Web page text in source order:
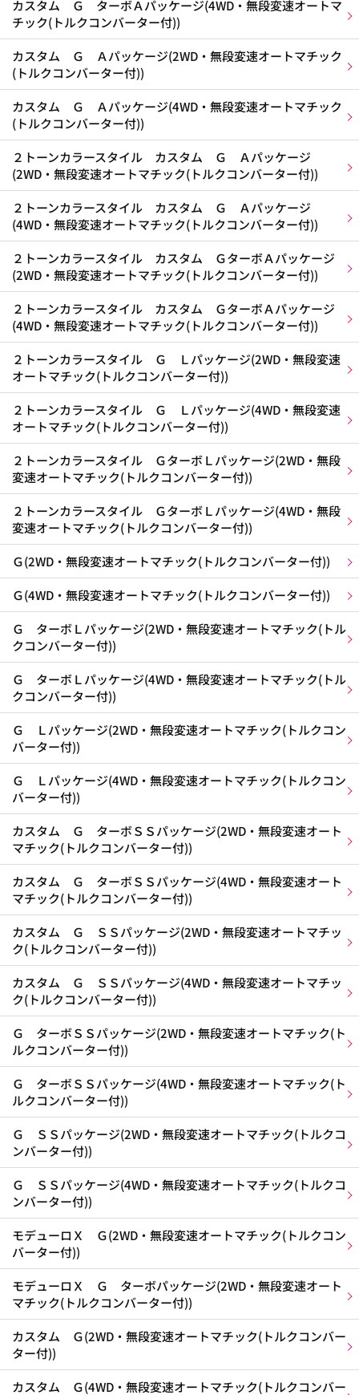
カスタム Ｇ ターボＡパッケージ(4WD・無段変速オートマ
チック(トルクコンバーター付))
カスタム Ｇ Ａパッケージ(2WD・無段変速オートマチック
(トルクコンバーター付))
カスタム Ｇ Ａパッケージ(4WD・無段変速オートマチック
(トルクコンバーター付))
２トーンカラースタイル カスタム Ｇ Ａパッケージ
(2WD・無段変速オートマチック(トルクコンバーター付))
２トーンカラースタイル カスタム Ｇ Ａパッケージ
(4WD・無段変速オートマチック(トルクコンバーター付))
２トーンカラースタイル カスタム ＧターボＡパッケージ
(2WD・無段変速オートマチック(トルクコンバーター付))
２トーンカラースタイル カスタム ＧターボＡパッケージ
(4WD・無段変速オートマチック(トルクコンバーター付))
２トーンカラースタイル Ｇ Ｌパッケージ(2WD・無段変速
オートマチック(トルクコンバーター付))
２トーンカラースタイル Ｇ Ｌパッケージ(4WD・無段変速
オートマチック(トルクコンバーター付))
２トーンカラースタイル ＧターボＬパッケージ(2WD・無段
変速オートマチック(トルクコンバーター付))
２トーンカラースタイル ＧターボＬパッケージ(4WD・無段
変速オートマチック(トルクコンバーター付))
Ｇ(2WD・無段変速オートマチック(トルクコンバーター付))
Ｇ(4WD・無段変速オートマチック(トルクコンバーター付))
Ｇ ターボＬパッケージ(2WD・無段変速オートマチック(トル
クコンバーター付))
Ｇ ターボＬパッケージ(4WD・無段変速オートマチック(トル
クコンバーター付))
Ｇ Ｌパッケージ(2WD・無段変速オートマチック(トルクコン
バーター付))
Ｇ Ｌパッケージ(4WD・無段変速オートマチック(トルクコン
バーター付))
カスタム Ｇ ターボＳＳパッケージ(2WD・無段変速オート
マチック(トルクコンバーター付))
カスタム Ｇ ターボＳＳパッケージ(4WD・無段変速オート
マチック(トルクコンバーター付))
カスタム Ｇ ＳＳパッケージ(2WD・無段変速オートマチッ
ク(トルクコンバーター付))
カスタム Ｇ ＳＳパッケージ(4WD・無段変速オートマチッ
ク(トルクコンバーター付))
Ｇ ターボＳＳパッケージ(2WD・無段変速オートマチック(ト
ルクコンバーター付))
Ｇ ターボＳＳパッケージ(4WD・無段変速オートマチック(ト
ルクコンバーター付))
Ｇ ＳＳパッケージ(2WD・無段変速オートマチック(トルクコ
ンバーター付))
Ｇ ＳＳパッケージ(4WD・無段変速オートマチック(トルクコ
ンバーター付))
モデューロＸ Ｇ(2WD・無段変速オートマチック(トルクコン
バーター付))
モデューロＸ Ｇ ターボパッケージ(2WD・無段変速オート
マチック(トルクコンバーター付))
カスタム Ｇ(2WD・無段変速オートマチック(トルクコンバー
ター付))
カスタム Ｇ(4WD・無段変速オートマチック(トルクコンバー